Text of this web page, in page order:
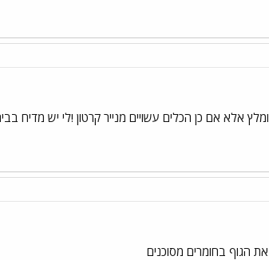
אם כן הכלים עשויים מנייר קרטון !לי יש מדיח
הגוף בחומרים מסוכנים